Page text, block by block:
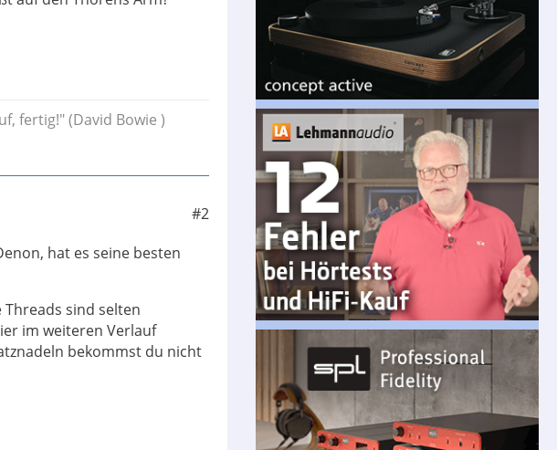
fertig!" (David Bowie )
#2
hat es seine besten
sind selten
im weiteren Verlauf
bekommst du nicht